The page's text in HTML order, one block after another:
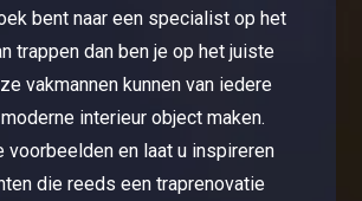
bent naar een specialist op het
trappen dan ben je op het juiste
vakmannen kunnen van iedere
interieur object maken.
voorbeelden en laat u inspireren
die reeds een traprenovatie